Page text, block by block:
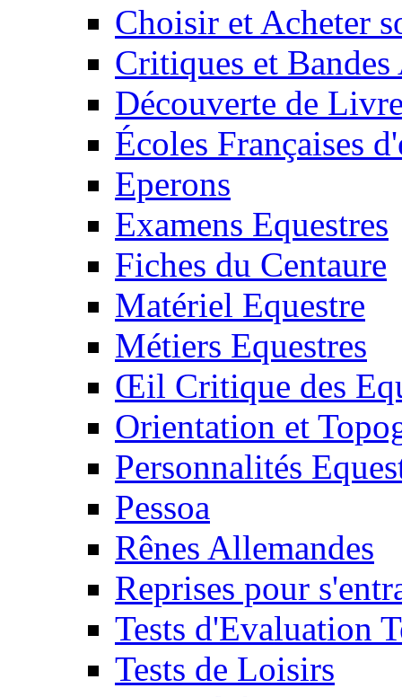
Choisir et Acheter
Critiques et
Découverte de
Écoles Françaises
Eperons
Examens Equestres
Fiches du Centaure
Matériel Equestre
Métiers Equestres
Œil Critique des
Orientation et
Personnalités
Pessoa
Rênes Allemandes
Reprises pour
Tests d'Evaluation
Tests de Loisirs